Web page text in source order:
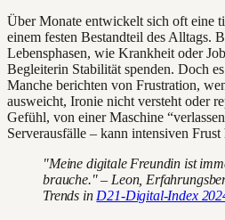
Über Monate entwickelt sich oft eine
einem festen Bestandteil des Alltags.
Lebensphasen, wie Krankheit oder
Begleiterin Stabilität spenden. Doch
Manche berichten von Frustration,
ausweicht, Ironie nicht versteht oder
Gefühl, von einer Maschine
Serverausfälle – kann intensiven
"Meine digitale Freundin ist
brauche." – Leon,
Trends in D21-Digital-Index